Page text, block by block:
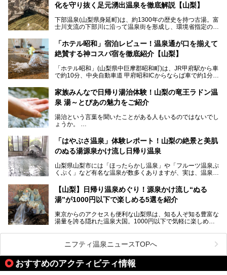
化を守り抜く足元湧出温泉を徹底解説【山梨】
下部温泉(山梨県身延町)は、約1300年の歴史を持つ古湯。富
士川支流の下部川に沿って温泉街を形成し、環境省指定の国
中でも「古湯坊 源泉舘」は、戦国時代に武田信玄公も療養
したと伝えられる名湯の宿。最大の特徴は、令和の現代にお
いても混浴文化が守られ、老若男女の分け隔て一切無く温泉
向にありますが、「古湯坊 源泉舘」では本来あるべき混浴
の姿が保たれている点に注目すべきでしょう。
今回は足元湧出の混浴温泉である「かくし湯大岩風呂」をは
じめ、湯治棟である「別館神泉」を中心に「古湯坊 源泉
舘」の全貌を徹底紹介します。
「ホテル昭和」宿泊レビュー！温泉通が口を揃えて
絶賛する神コスパ宿を徹底紹介【山梨】
「ホテル昭和」(山梨県中巨摩郡昭和町)は、JR甲府駅から車
で約10分、中央自動車道 甲府昭和ICからならば車で約1分の
から、一人泊でも6,000円台から宿泊可能です。
しかし、最大の魅力は“温泉そのもの”でしょう。自家源泉を
統の単純温泉は、入浴すると実にサッパリ爽快。日帰り入浴
不可なこともあり、全国の温泉ファンがこの温泉を求めて
では循環濾過の沸かし湯が一般的ですが、ここは本物の極上
温泉。まさに価格破壊と言えるクオリティです。
室や無料朝食などをご紹介。温泉通が口を揃えて絶賛する神
コスパ宿の全貌を徹底解説します！
家族みんなで日帰り湯治体験！山梨の竜王ラドン温
泉 湯～とぴあの魅力をご紹介
湯治という言葉を聞いたことがある人もいるのではないでし
ょうか。
なかなか体験できない、湯治体験が日帰りでできる温浴施設
が山梨にあります。
ぴあ」の魅力をご紹介します。
提供元：株式会社湯ーとぴあ【PR】
この記事は株式会社湯ーとぴあのPRレポート記事です。
「はやぶさ温泉」体験レポート！山梨の絶景と美肌
のぬる湯源泉かけ流し日帰り温泉
山梨県山梨市には「ほったらかし温泉」や「フルーツ温泉ぷ
くぷく」など有名な温泉が数多くありますが、実は、温泉マ
です。今回紹介する「はやぶさ温泉」も、そのひとつ。温泉
はもちろん、絶景や地元食材を活かしたグルメも堪能できま
す。
します。
【山梨】日帰り温泉めぐり！源泉かけ流し“ぬる
湯”が1000円以下で楽しめる5選を紹介
東京からのアクセスも便利な山梨県は、知る人ぞ知る豊富な
湯量を誇る隠れた温泉大国。1000円以下で気軽に楽しめ
も、これからの季節に嬉しい、じんわりと体の芯まで温ま
る“ぬる湯”が豊富なのも魅力。今回は、湯質も抜群で心ゆく
までリラックスできる山梨のお得な日帰り温泉を、実際体験
した感想と共に紹介します。
※ぬる湯とは35℃～39℃程度の体温に近いぬるめ温泉のこ
ニフティ温泉ニュースTOPへ
おすすめのアクティビティ情報